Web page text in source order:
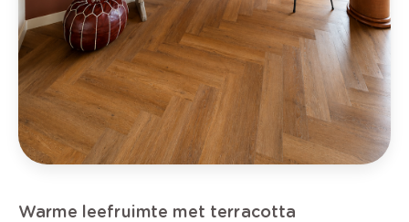
Warme leefruimte met terracotta